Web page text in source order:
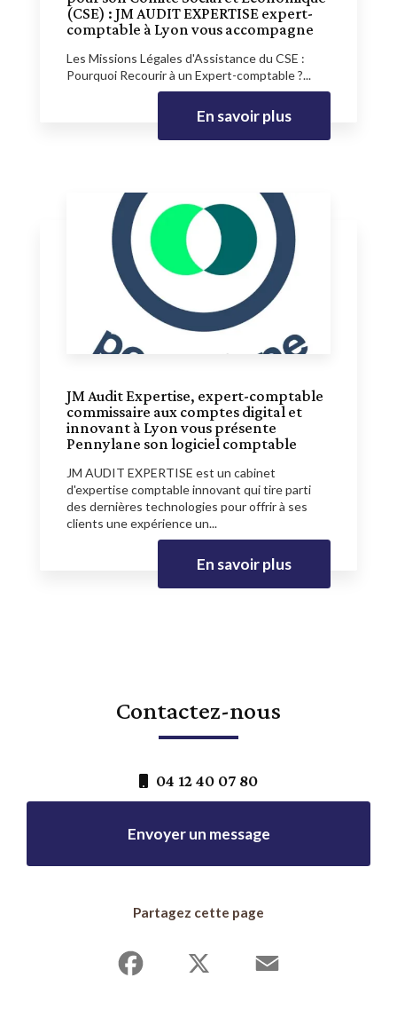
(CSE) : JM AUDIT EXPERTISE expert-
comptable à Lyon vous accompagne
Les Missions Légales d'Assistance du CSE :
Pourquoi Recourir à un Expert-comptable ?...
En savoir plus
JM Audit Expertise, expert-comptable
commissaire aux comptes digital et
innovant à Lyon vous présente
Pennylane son logiciel comptable
JM AUDIT EXPERTISE est un cabinet
d'expertise comptable innovant qui tire parti
des dernières technologies pour offrir à ses
clients une expérience un...
En savoir plus
Contactez-nous
04 12 40 07 80
Envoyer un message
Partagez cette page